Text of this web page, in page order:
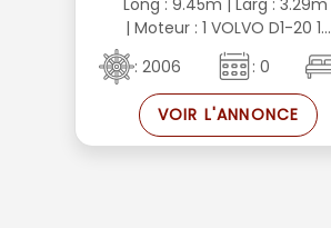
Long : 9.45m | Larg : 3.29m
| Moteur : 1 VOLVO D1-20 1...
: 2006
: 0
VOIR L'ANNONCE